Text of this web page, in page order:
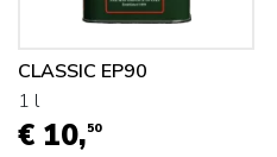
CLASSIC EP90
1 l
€ 10,50